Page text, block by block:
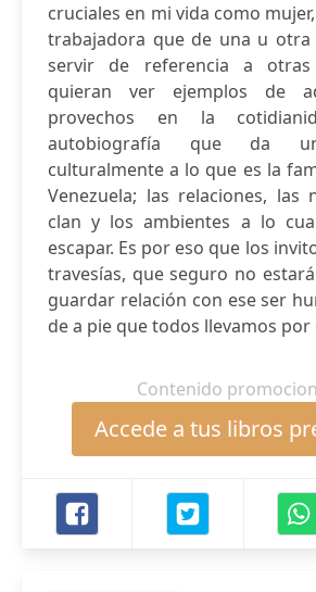
cruciales en mi vida como
trabajadora que de una u
servir de referencia a
quieran ver ejemplos de
provechos en la
autobiografía que da
culturalmente a lo que es la
Venezuela; las relaciones, las
clan y los ambientes a lo
escapar. Es por eso que los
travesías, que seguro no
guardar relación con ese ser
de a pie que todos llevamos
Contenido
Accede a tus libros